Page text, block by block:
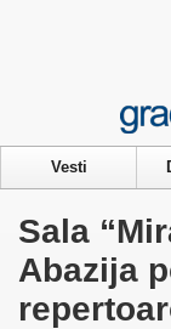
Vesti
Sala
Abazija